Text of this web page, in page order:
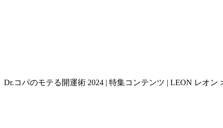
Dr.コパのモテる開運術 2024 | 特集コンテンツ | LEON レオン